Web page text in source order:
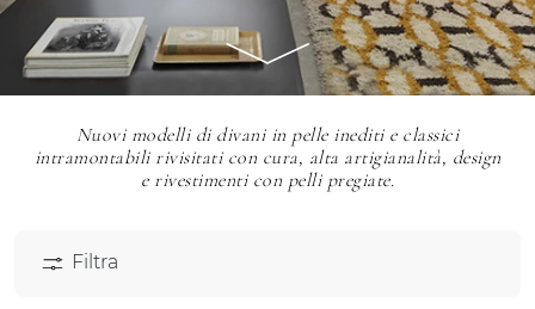
Nuovi modelli di divani in pelle inediti e classici
intramontabili rivisitati con cura, alta artigianalità, design
e rivestimenti con pelli pregiate.
Filtra